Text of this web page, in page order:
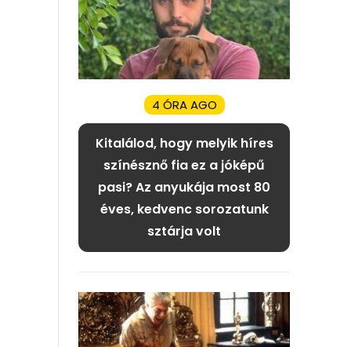
4 ÓRA AGO
Kitalálod, hogy melyik híres
színésznő fia ez a jóképű
pasi? Az anyukája most 80
éves, kedvenc sorozatunk
sztárja volt